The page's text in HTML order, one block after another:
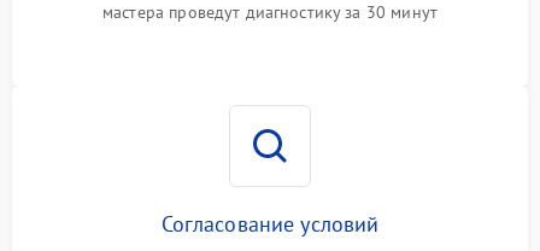
мастера проведут диагностику за 30 минут
Согласование условий